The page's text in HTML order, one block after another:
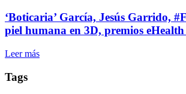
‘Boticaria’ García, Jesús Garrido,
piel humana en 3D, premios
Leer más
Tags